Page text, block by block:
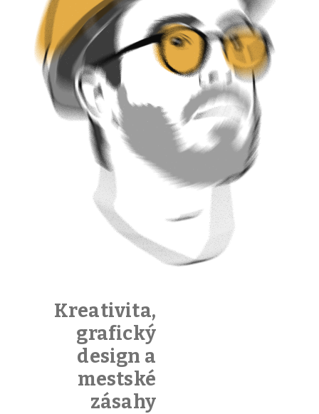
Kreativita,
grafický
design a
mestské
zásahy